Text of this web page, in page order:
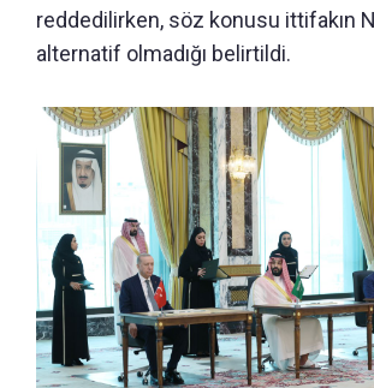
reddedilirken, söz konusu ittifakın
alternatif olmadığı belirtildi.